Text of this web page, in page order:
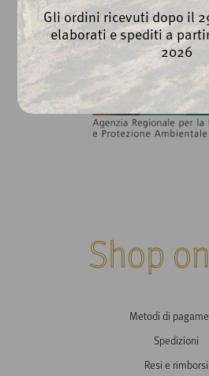
Shop
Metodi di
Spedizioni
Resi e rimborsi
Gli ordini ricevuti dopo il
elaborati e spediti a
2026